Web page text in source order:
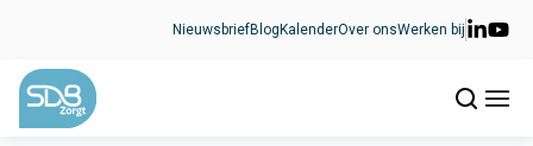
NieuwsbriefBlog KalenderOver onsWerken bij